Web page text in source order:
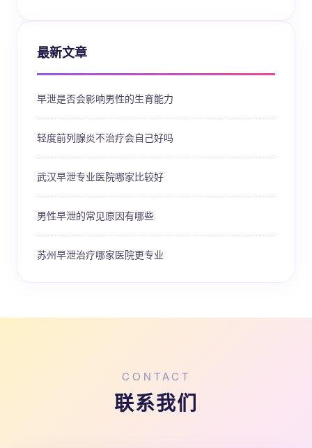
最新文章
早泄是否会影响男性的生育能力
轻度前列腺炎不治疗会自己好吗
武汉早泄专业医院哪家比较好
男性早泄的常见原因有哪些
苏州早泄治疗哪家医院更专业
CONTACT
联系我们